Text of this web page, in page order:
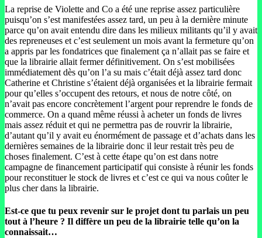
La reprise de Violette and Co a été une reprise assez particulière
puisqu’on s’est manifestées assez tard, un peu à la dernière minute
parce qu’on avait entendu dire dans les milieux militants qu’il y avait
des repreneuses et c’est seulement un mois avant la fermeture qu’on
a appris par les fondatrices que finalement ça n’allait pas se faire et
que la librairie allait fermer définitivement. On s’est mobilisées
immédiatement dès qu’on l’a su mais c’était déjà assez tard donc
Catherine et Christine s’étaient déjà organisées et la librairie fermait
pour qu’elles s’occupent des retours, et nous de notre côté, on
n’avait pas encore concrètement l’argent pour reprendre le fonds de
commerce. On a quand même réussi à acheter un fonds de livres
mais assez réduit et qui ne permettra pas de rouvrir la librairie,
d’autant qu’il y avait eu énormément de passage et d’achats dans les
dernières semaines de la librairie donc il leur restait très peu de
choses finalement. C’est à cette étape qu’on est dans notre
campagne de financement participatif qui consiste à réunir les fonds
pour reconstituer le stock de livres et c’est ce qui va nous coûter le
plus cher dans la librairie.
Est-ce que tu peux revenir sur le projet dont tu parlais un peu
tout à l’heure ? Il diffère un peu de la librairie telle qu’on la
connaissait…